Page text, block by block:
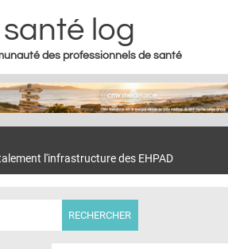
to navigation
santé log
des professionnels de santé
À DOMICILE
l'infrastructure des EHPAD